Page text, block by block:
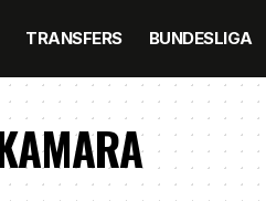
TRANSFERS BUNDESLIGA